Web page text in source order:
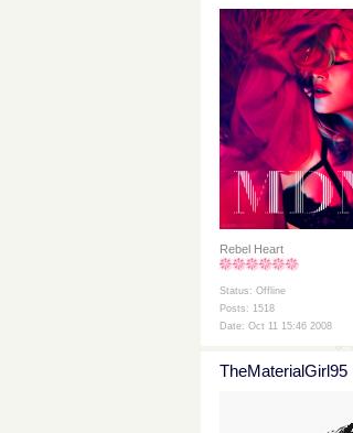
Rebel Heart
Status: Offline
Posts: 1518
Date: Oct 11 15:46 2008
TheMaterialGirl95